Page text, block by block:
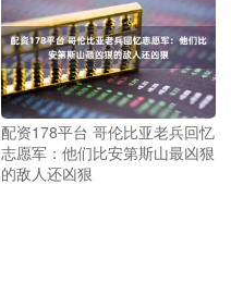
配资178平台 哥伦比亚老兵回忆
志愿军：他们比安第斯山最凶狠
的敌人还凶狠